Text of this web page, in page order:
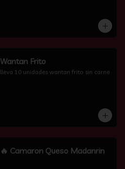
Wantan Frito
lleva 10 unidades wantan frito sin carne
🔥 Camaron Queso Madanrin